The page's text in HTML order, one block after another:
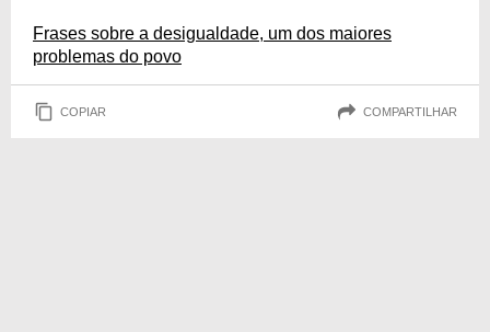
Frases sobre a desigualdade, um dos maiores
problemas do povo
COPIAR COMPARTILHAR